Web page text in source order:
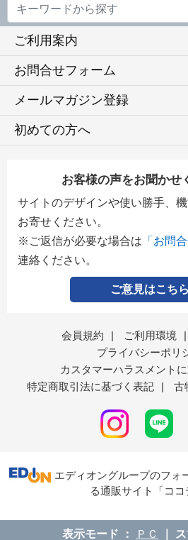
ご利用案内
お問合せフォーム
メールマガジン登録
初めての方へ
お客様の声をお聞かせ
サイトのデザインや使い勝手、
お寄せください。
※ご返信が必要な場合は 「お問
連絡ください。
ご意見はこちら
会員規約 | ご利用環境 |
プライバシーポリ
カスタマーハラスメント
特定商取引法に基づく表記
| 古
エディオングループのフォ
る通販サイト「ココ
表示モード ＰＣ